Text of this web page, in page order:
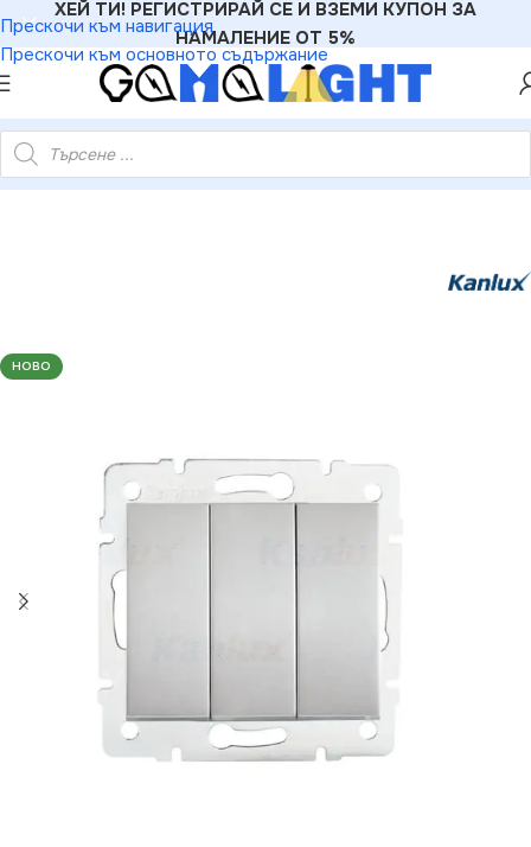
Прескочи към навигация
Прескочи към основното съдържание
ХЕЙ ТИ! РЕГИСТРИРАЙ СЕ И ВЗЕМИ КУПОН ЗА
НАМАЛЕНИЕ ОТ 5%
»Ключове»Kanlux 25195 Троен ключ LOGI
НОВО